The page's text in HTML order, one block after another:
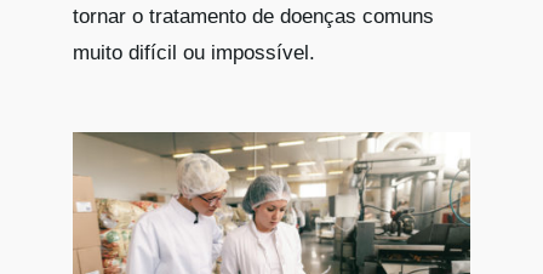
tornar o tratamento de doenças comuns
muito difícil ou impossível.